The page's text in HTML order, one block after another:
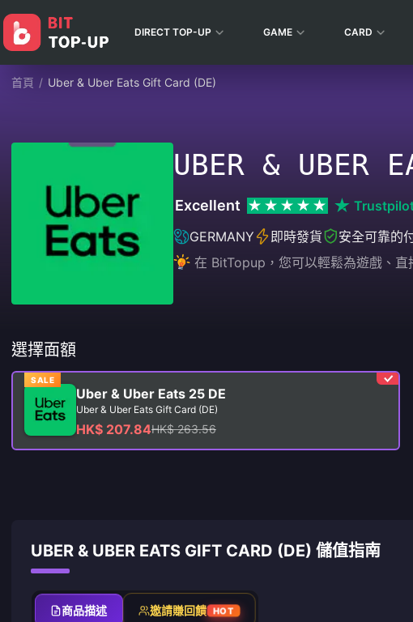
DIRECT TOP-UP GAME CARD
首頁 / Uber & Uber Eats Gift Card (DE)
UBER & UBER
Excellent
GERMANY
即時發貨
安全可靠的
在 BitTopup，您可以輕鬆為遊戲、
選擇面額
SALE
Uber & Uber Eats 25 DE
Uber & Uber Eats Gift Card (DE)
HK$ 207.84HK$ 263.56
UBER & UBER EATS GIFT CARD (DE) 儲值指南
商品描述 邀請賺回饋 HOT